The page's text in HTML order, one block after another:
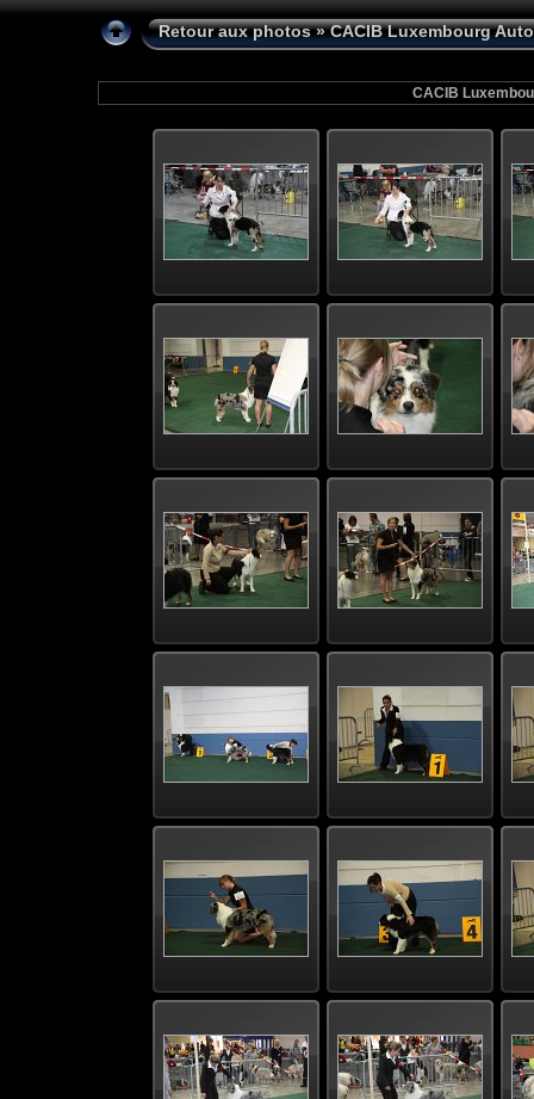
Retour aux photos» CACIB Luxembourg
CACIB